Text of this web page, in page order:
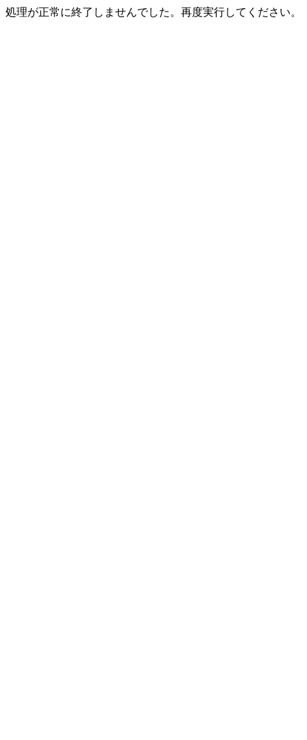
処理が正常に終了しませんでした。再度実行してください。